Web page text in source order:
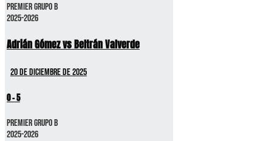
Premier GRUPO B
2025-2026
Adrián Gómez vs Beltrán Valverde
20 de diciembre de 2025
0-5
Premier GRUPO B
2025-2026